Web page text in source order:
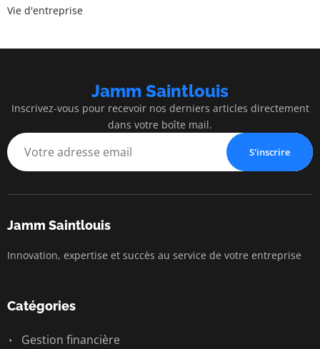
Vie d'entreprise
Jamm Saintlouis
Inscrivez-vous pour recevoir nos derniers articles directement
dans votre boîte mail.
S'inscrire
Jamm Saintlouis
Innovation, expertise et succès au service de votre entreprise
Catégories
Gestion financière